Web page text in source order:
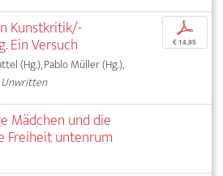
Kunstkritik/-
Ein Versuch
(Hg.), Pablo Müller (Hg.),
p
€ 14,95
Mädchen und die
Freiheit untenrum